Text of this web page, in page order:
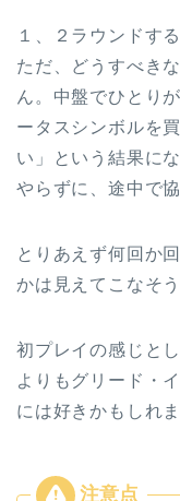
１、２ラウンドす
ただ、どうすべき
ん。中盤でひとり
ータスシンボルを
い」という結果に
やらずに、途中で
とりあえず何回か
かは見えてこなそう
初プレイの感じと
よりもグリード・
には好きかもしれま